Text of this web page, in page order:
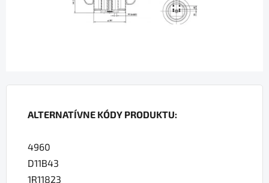
ALTERNATÍVNE KÓDY PRODUKTU:
4960
D11B43
1R11823